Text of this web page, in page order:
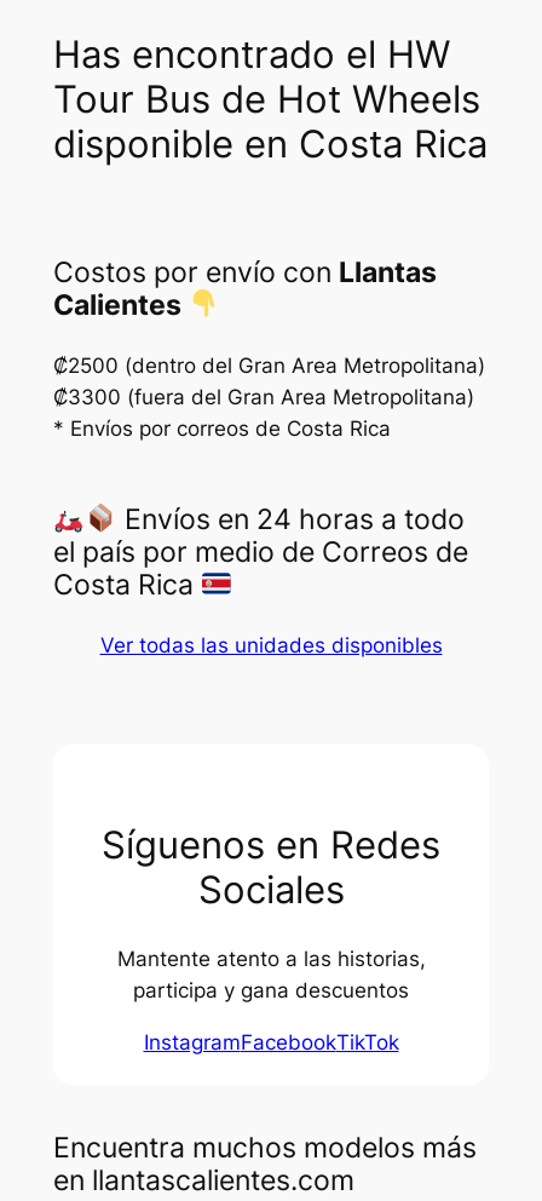
s
:
₡
0
0
₡
3
7
.
Has encontrado el HW
Tour Bus de Hot Wheels
disponible en Costa Rica
Costos por envío con Llantas
Calientes
₡2500 (dentro del Gran Area Metropolitana)
₡3300 (fuera del Gran Area Metropolitana)
* Envíos por correos de Costa Rica
Envíos en 24 horas a todo
el país por medio de Correos de
Costa Rica
Ver todas las unidades disponibles
Síguenos en Redes
Sociales
Mantente atento a las historias,
participa y gana descuentos
InstagramFacebookTikTok
Encuentra muchos modelos más
en llantascalientes.com